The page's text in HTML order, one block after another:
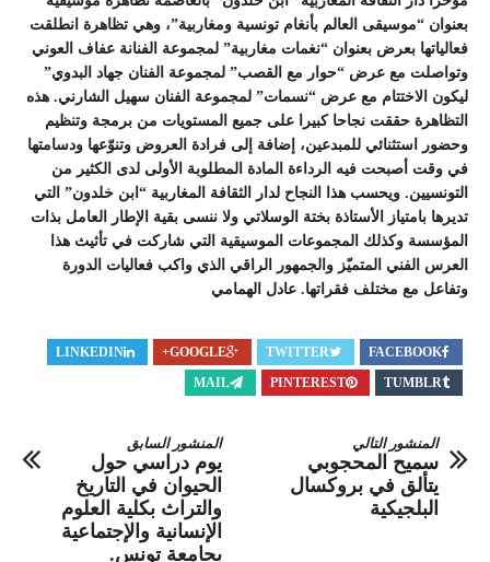
بعنوان “موسيقى العالم بأنغام تونسية ومغاربية”، وهي تظاهرة انطلقت
فعالياتها بعرض بعنوان “نغمات مغاربية” لمجموعة الفنانة عفاف العوني
وتواصلت مع عرض “حوار مع القصب” لمجموعة الفنان جهاد البدوي”
ليكون الاختتام مع عرض “نسمات” لمجموعة الفنان سهيل الشارني. هذه
التظاهرة حققت نجاحا كبيرا على جميع المستويات من برمجة وتنظيم
وحضور استثنائي للمبدعين، إضافة إلى فرادة العروض وتنوّعها ودسامتها
في وقت أصبحت فيه الرداءة المادة المطلوبة الأولى لدى الكثير من
التونسيين. ويحسب هذا النجاح لدار الثقافة المغاربية “ابن خلدون” التي
تديرها بامتياز الأستاذة بختة الوسلاتي ولا ننسى بقية الإطار العامل بذات
المؤسسة وكذلك المجموعات الموسيقية التي شاركت في تأثيث هذا
العرس الفني المتميّز والجمهور الراقي الذي واكب فعاليات الدورة
وتفاعل مع مختلف فقراتها. عادل الهمامي
FACEBOOK
TWITTER
GOOGLE+
LINKEDIN
TUMBLR
PINTEREST
MAIL
المنشور السابق
يوم دراسي حول
الحيوان في التاريخ
والتراث بكلية العلوم
الإنسانية والإجتماعية
بجامعة تونس.
المنشور التالي
سميح المحجوبي
يتألق في بروكسال
البلجيكية